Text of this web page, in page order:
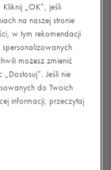
„OK”, jeśli
na naszej stronie
w tym rekomendacji
możesz zmienić
Jeśli nie
do Twoich
informacji, przeczytaj